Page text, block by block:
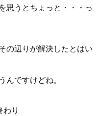
思うとちょっと・・・っ
の辺りが解決したとはい
んですけどね。
り